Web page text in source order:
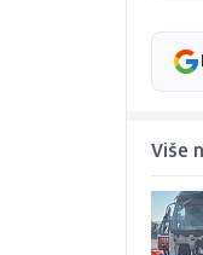
Više